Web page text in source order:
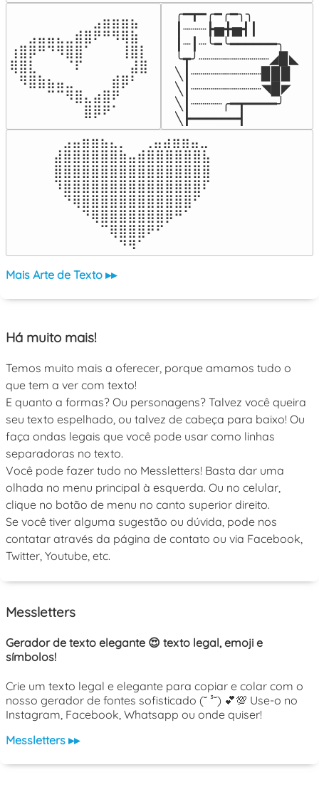
⠀⠀⠀⠀⠀⠀⠀⠀⠀⣠⣶⣶⣶⣦⠀⠀
⠀⠀⣠⣤⣤⣄⣀⣾⣿⠟⠛⠻⢿⣷⠀
⢰⣿⡿⠛⠙⠻⣿⣿⠁⠀⠀⠀⢸⣿⡇
⢿⣿⣇⠀⠀⠀⠈⠏⠀⠀⠀⠀⠀⣼⣿⠀
⠀⠻⣿⣷⣦⣤⣀⠀⠀⠀⠀⣾⡿⠃⠀
⠀⠀⠀⠀⠉⠉⠻⣿⣄⣴⣿⠟⠀⠀⠀
⠀⠀⠀⠀⠀⠀⠀⠀⣿⡿⠟⠁⠀⠀⠀⠀
╭━┳━╭━╭━╮╮
┃┈┈┈┣▅╋▅┫┃
┃┈┃┈╰━╰━━━━━━╮
╰┳╯┈┈┈┈┈┈┈┈┈◢▉◣
╲┃┈┈┈┈┈┈┈┈┈▉▉▉
╲┃┈┈┈┈┈┈┈┈┈◥▉◤
╲┃┈┈┈┈╭━┳━━━━╯
╲┣━━━━━━┫﻿
⠀⣠⣤⣶⣶⣦⣄⡀  ⠀⢀⣤⣴⣶⣶⣤⣀⠀
⣼⣿⣿⣿⣿⣿⣿⣷⣤⣾⣿⣿⣿⣿⣿⣿⣧
⣿⣿⣿⣿⣿⣿⣿⣿⣿⣿⣿⣿⣿⣿⣿⣿⣿
⠹⣿⣿⣿⣿⣿⣿⣿⣿⣿⣿⣿⣿⣿⣿⣿⠏
⠀⠙⢿⣿⣿⣿⣿⣿⣿⣿⣿⣿⣿⣿⣿⠋⠀
⠀⠀⠀⠙⢿⣿⣿⣿⣿⣿⣿⣿⡿⠛⠁⠀⠀
⠀⠀⠀⠀⠀⠉⢿⣿⣿⣿⠟⠋⠀⠀⠀⠀⠀
⠀⠀⠀⠀⠀⠀⠀⠙⠻⠁⠀⠀⠀⠀⠀⠀⠀⠀⠀⠀⠀⠀⠀
Mais Arte de Texto ▸▸
Há muito mais!
Temos muito mais a oferecer, porque amamos tudo o
que tem a ver com texto!
E quanto a formas? Ou personagens? Talvez você queira
seu texto espelhado, ou talvez de cabeça para baixo! Ou
faça ondas legais que você pode usar como linhas
separadoras no texto.
Você pode fazer tudo no Messletters! Basta dar uma
olhada no menu principal à esquerda. Ou no celular,
clique no botão de menu no canto superior direito.
Se você tiver alguma sugestão ou dúvida, pode nos
contatar através da página de contato ou via Facebook,
Twitter, Youtube, etc.
Messletters
Gerador de texto elegante 😍 texto legal, emoji e
símbolos!
Crie um texto legal e elegante para copiar e colar com o
nosso gerador de fontes sofisticado (˘ ³˘) 💕💯 Use-o no
Instagram, Facebook, Whatsapp ou onde quiser!
Messletters ▸▸